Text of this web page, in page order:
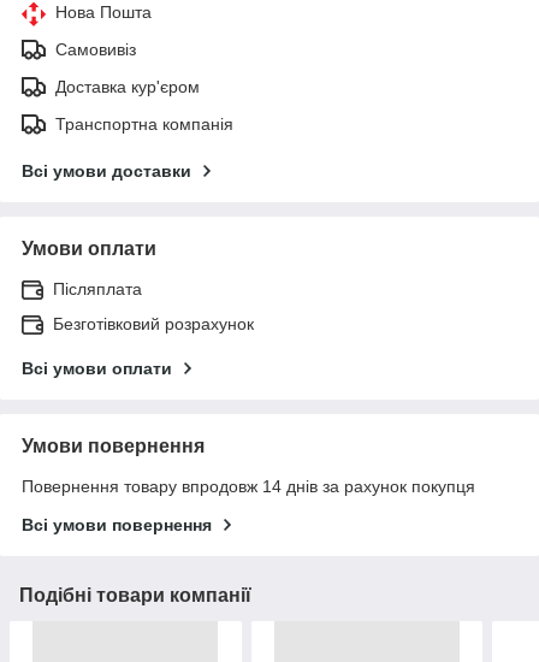
Нова Пошта
Самовивіз
Доставка кур'єром
Транспортна компанія
Всі умови доставки
Умови оплати
Післяплата
Безготівковий розрахунок
Всі умови оплати
Умови повернення
Повернення товару впродовж 14 днів за рахунок покупця
Всі умови повернення
Подібні товари компанії